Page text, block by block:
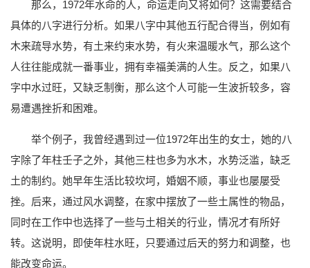
那么，1972年水命的人，命运走向又将如何？这需要结合
具体的八字进行分析。如果八字中其他五行配合得当，例如有
木来疏导水势，有土来约束水势，有火来温暖水气，那么这个
人往往能成就一番事业，拥有幸福美满的人生。反之，如果八
字中水过旺，又缺乏制衡，那么这个人可能一生波折较多，容
易遭遇挫折和困难。
举个例子，我曾经遇到过一位1972年出生的女士，她的八
字除了年柱壬子之外，其他三柱也多为水木，水势泛滥，缺乏
土的制约。她早年生活比较坎坷，婚姻不顺，事业也屡屡受
挫。后来，通过风水调整，在家中摆放了一些土属性的物品，
同时在工作中也选择了一些与土相关的行业，情况才有所好
转。这说明，即使年柱水旺，只要通过后天的努力和调整，也
能改变命运。